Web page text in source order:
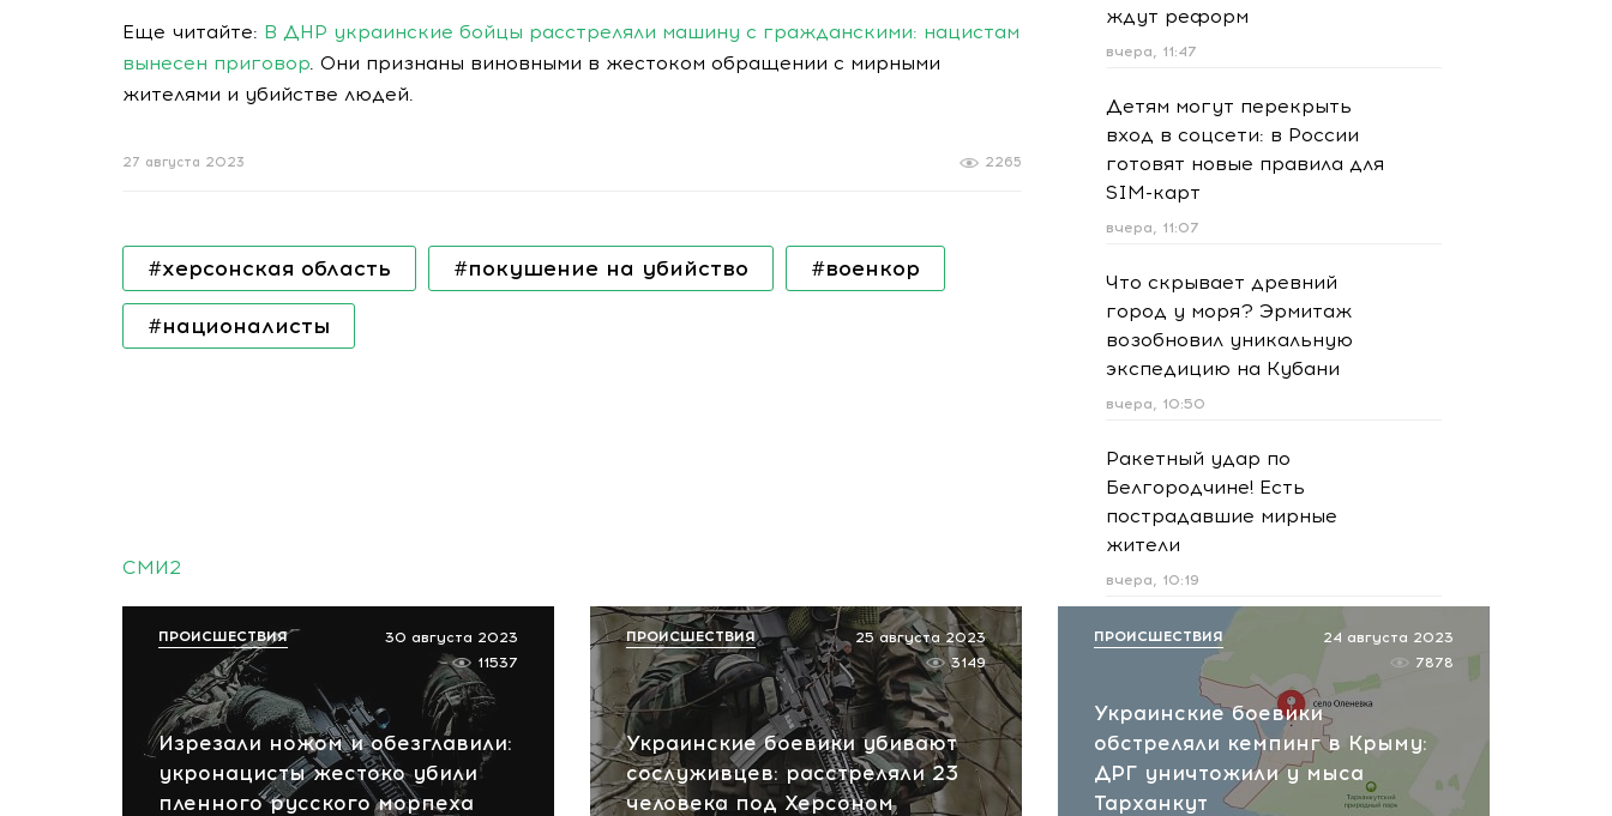
Еще читайте: В ДНР украинские бойцы расстреляли машину с гражданскими: нацистам
вынесен приговор. Они признаны виновными в жестоком обращении с мирными
жителями и убийстве людей.
2265
27 августа 2023
#херсонская область #покушение на убийство #военкор
#националисты
ждут реформ
вчера, 11:47
Детям могут перекрыть
вход в соцсети: в России
готовят новые правила для
SIM-карт
вчера, 11:07
Что скрывает древний
город у моря? Эрмитаж
возобновил уникальную
экспедицию на Кубани
вчера, 10:50
Ракетный удар по
Белгородчине! Есть
пострадавшие мирные
жители
вчера, 10:19
Срочно! В Геленджике и
Новороссийске громко -
работает ПВО:
рекомендуется уйти с
пляжей
вчера, 10:13
СМИ2
Изрезали ножом и обезглавили:
укронацисты жестоко убили
пленного русского морпеха
30 августа 2023
11537
ПРОИСШЕСТВИЯ
Украинские боевики убивают
сослуживцев: расстреляли 23
человека под Херсоном
25 августа 2023
3149
ПРОИСШЕСТВИЯ
Украинские боевики
обстреляли кемпинг в Крыму:
ДРГ уничтожили у мыса
Тарханкут
24 августа 2023
7878
ПРОИСШЕСТВИЯ